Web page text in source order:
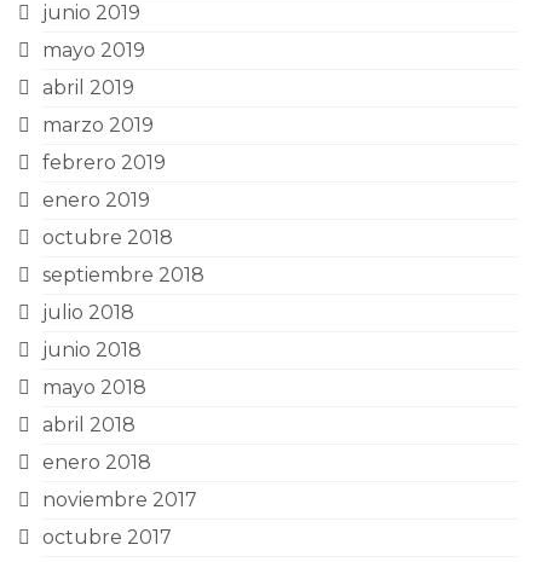
junio 2019
mayo 2019
abril 2019
marzo 2019
febrero 2019
enero 2019
octubre 2018
septiembre 2018
julio 2018
junio 2018
mayo 2018
abril 2018
enero 2018
noviembre 2017
octubre 2017